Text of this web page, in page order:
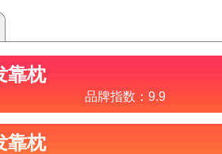
靠枕
品牌指数： 9.9
靠枕